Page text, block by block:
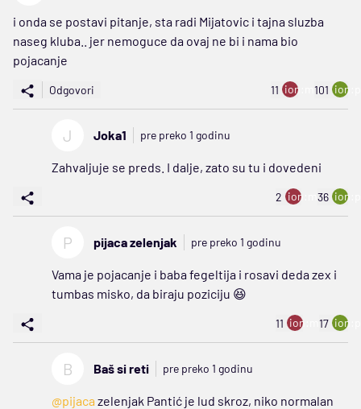
i onda se postavi pitanje, sta radi Mijatovic i tajna sluzba
naseg kluba.. jer nemoguce da ovaj ne bi i nama bio
pojacanje
Odgovori 11 ion:minus
101
J Joka1 pre preko 1 godinu
Zahvaljuje se preds. I dalje, zato su tu i dovedeni
2 ion:minus
36
P pijaca zelenjak pre preko 1 godinu
Vama je pojacanje i baba fegeltija i rosavi deda zex i
tumbas misko, da biraju poziciju 😆
11 ion:minus
17
B Baš si reti pre preko 1 godinu
@pijaca zelenjak Pantić je lud skroz, niko normalan